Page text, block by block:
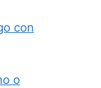
con
o